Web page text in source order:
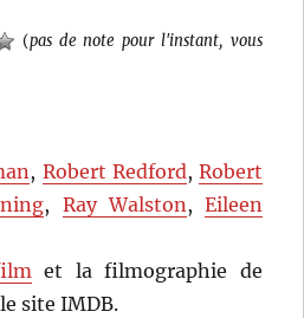
(pas de note pour l'instant, vous
, Robert Redford, Robert
, Ray Walston, Eileen
et la filmographie de
site IMDB.